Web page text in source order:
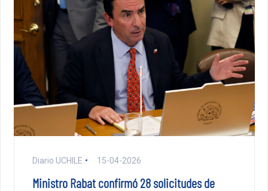
Diario UCHILE 15-04-2026
Ministro Rabat confirmó 28 solicitudes de